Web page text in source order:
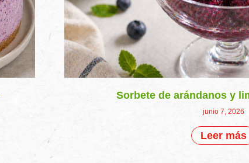
Sorbete de arándanos y
junio 7, 2026
Leer más